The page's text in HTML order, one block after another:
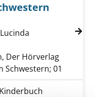
Die sieben Schwestern
Suche nach
Der Hörverlag
Schwestern; 01
Kinderbuch